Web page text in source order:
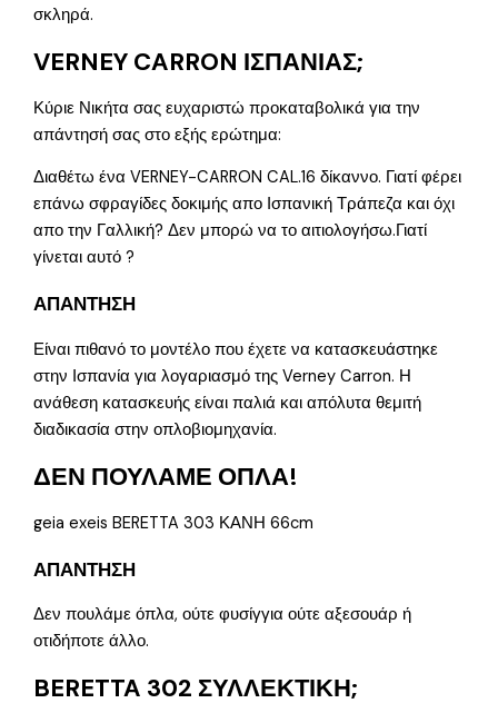
σκληρά.
VERNEY CARRON ΙΣΠΑΝΙΑΣ;
Κύριε Νικήτα σας ευχαριστώ προκαταβολικά για την
απάντησή σας στο εξής ερώτημα:
Διαθέτω ένα VERNEY-CARRON CAL.16 δίκαννο. Γιατί φέρει
επάνω σφραγίδες δοκιμής απο Ισπανική Τράπεζα και όχι
απο την Γαλλική? Δεν μπορώ να το αιτιολογήσω.Γιατί
γίνεται αυτό ?
ΑΠΑΝΤΗΣΗ
Είναι πιθανό το μοντέλο που έχετε να κατασκευάστηκε
στην Ισπανία για λογαριασμό της Verney Carron. Η
ανάθεση κατασκευής είναι παλιά και απόλυτα θεμιτή
διαδικασία στην οπλοβιομηχανία.
ΔΕΝ ΠΟΥΛΑΜΕ ΟΠΛΑ!
geia exeis BERETTA 303 ΚΑΝΗ 66cm
ΑΠΑΝΤΗΣΗ
Δεν πουλάμε όπλα, ούτε φυσίγγια ούτε αξεσουάρ ή
οτιδήποτε άλλο.
BERETTA 302 ΣΥΛΛΕΚΤΙΚΗ;